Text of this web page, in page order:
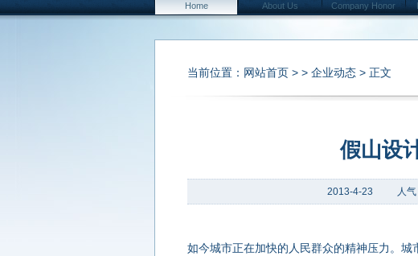
Home About Us Company Honor
当前位置： 网站首页 > > 企业动态 > 正文
假山设
2013-4-23 人气
如今城市正在加快的人民群众的精神压力。